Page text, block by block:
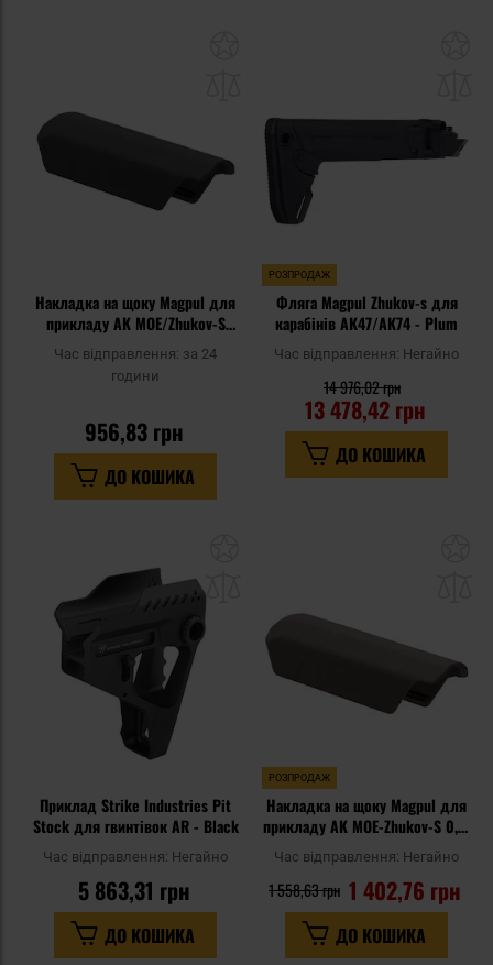
уподобань
Накладка на щоку Magpul для
прикладу AK MOE/Zhukov-S
Час відправлення: за 24
години
956,83 грн
ДО КОШИКА
РОЗПРОДАЖ
Фляга Magpul Zhukov-s для
карабінів АК47/АК74 - Plum
Час відправлення: Негайно
13 478,42 грн
14 976,02 грн
ДО КОШИКА
уподобань
Приклад Strike Industries Pit
Stock для гвинтівок AR - Black
Час відправлення: Негайно
5 863,31 грн
ДО КОШИКА
РОЗПРОДАЖ
Накладка на щоку Magpul для
прикладу AK MOE-Zhukov-S 0,5"
Час відправлення: Негайно
1 402,76 грн
1 558,63 грн
ДО КОШИКА